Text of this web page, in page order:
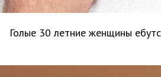
Голые 30 летние женщины